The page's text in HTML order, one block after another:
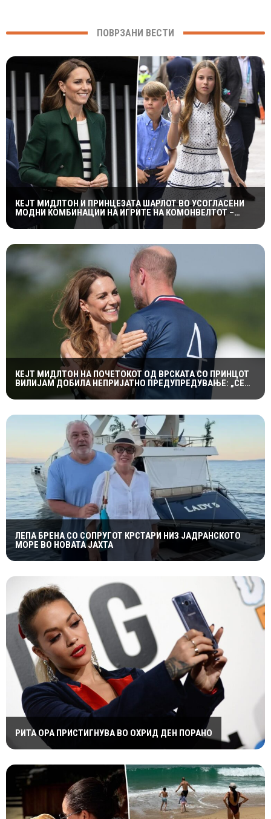
ПОВРЗАНИ ВЕСТИ
КЕЈТ МИДЛТОН И ПРИНЦЕЗАТА ШАРЛОТ ВО УСОГЛАСЕНИ
МОДНИ КОМБИНАЦИИ НА ИГРИТЕ НА КОМОНВЕЛТОТ –
КРАЛСКОТО СЕМЕЈСТВО ГО ПРИВЛЕЧЕ ЦЕЛОТО ВНИМАНИЕ
КЕЈТ МИДЛТОН НА ПОЧЕТОКОТ ОД ВРСКАТА СО ПРИНЦОТ
ВИЛИЈАМ ДОБИЛА НЕПРИЈАТНО ПРЕДУПРЕДУВАЊЕ: „СЕ
МАЖИШ ВО ПОГРЕШНО СЕМЕЈСТВО“
ЛЕПА БРЕНА СО СОПРУГОТ КРСТАРИ НИЗ ЈАДРАНСКОТО
МОРЕ ВО НОВАТА ЈАХТА
РИТА ОРА ПРИСТИГНУВА ВО ОХРИД ДЕН ПОРАНО